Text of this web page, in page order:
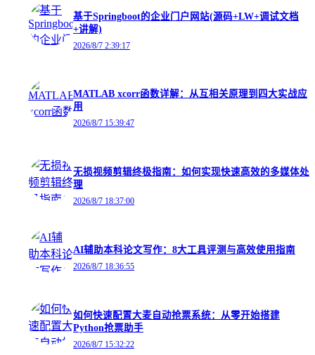
基于Springboot的企业门户网站(源码+LW+调试文档
+讲解)
2026/8/7 2:39:17
MATLAB xcorr函数详解：从互相关原理到四大实战应
用
2026/8/7 15:39:47
无损视频剪辑终极指南：如何实现快速高效的多媒体处
理
2026/8/7 18:37:00
AI辅助本科论文写作：8大工具评测与高效使用指南
2026/8/7 18:36:55
如何快速配置大麦自动抢票系统：从零开始搭建
Python抢票助手
2026/8/7 15:32:22